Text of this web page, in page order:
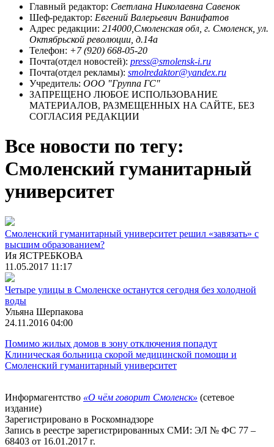
Главный редактор: Светлана Николаевна Савенок
Шеф-редактор: Евгений Валерьевич Ванифатов
Адрес редакции: 214000,Смоленская обл, г. Смоленск, ул.
Октябрьской революции, д.14а
Телефон: +7 (920) 668-05-20
Почта(отдел новостей): press@smolensk-i.ru
Почта(отдел рекламы): smolredaktor@yandex.ru
Учредитель: ООО "Группа ГС"
ЗАПРЕЩЕНО ЛЮБОЕ ИСПОЛЬЗОВАНИЕ
МАТЕРИАЛОВ, РАЗМЕЩЕННЫХ НА САЙТЕ, БЕЗ
СОГЛАСИЯ РЕДАКЦИИ
Все новости по тегу:
Смоленский гуманитарный
университет
Смоленский гуманитарный университет решил «завязать» с
высшим образованием?
Ия ЯСТРЕБКОВА
11.05.2017 11:17
Четыре улицы в Смоленске останутся сегодня без холодной
воды
Ульяна Шерпакова
24.11.2016 04:00
Помимо жилых домов в зону отключения попадут
Клиническая больница скорой медицинской помощи и
Смоленский гуманитарный университет
Информагентство «О чём говорит Смоленск» (сетевое
издание)
Зарегистрировано в Роскомнадзоре
Запись в реестре зарегистрированных СМИ: ЭЛ № ФС 77 –
68403 от 16.01.2017 г.